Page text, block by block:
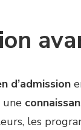
d’admission
une
les